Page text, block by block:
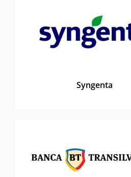
Syngenta